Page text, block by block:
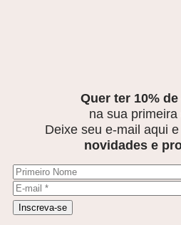
Quer ter 10%
na sua
Deixe seu e-mail aqui
novidades e